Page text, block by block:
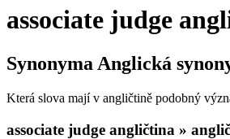
associate judge
Synonyma Anglická
Která slova mají v angličtině podobný
associate judge angličtina »